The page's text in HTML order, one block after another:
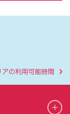
アの利用可能時間